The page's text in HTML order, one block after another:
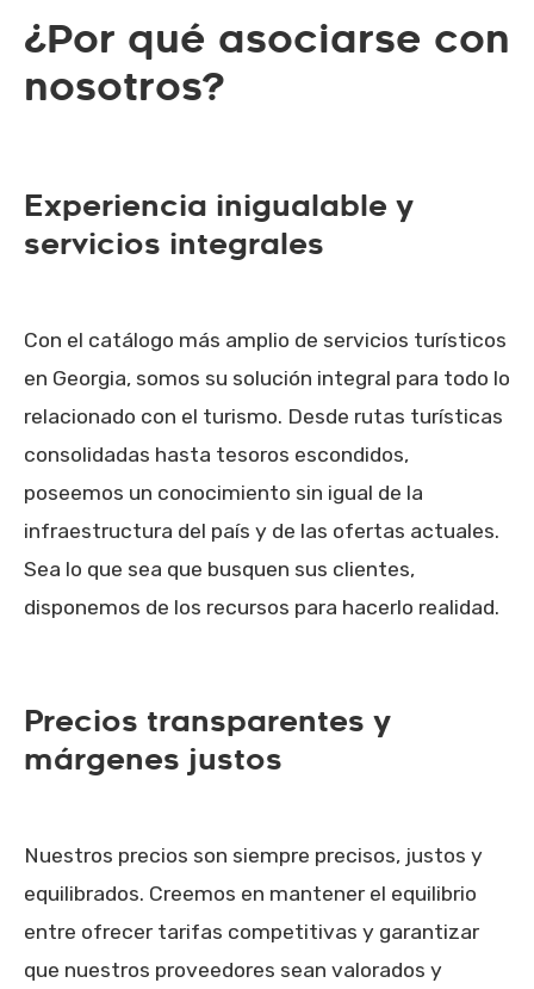
¿Por qué asociarse con
nosotros?
Experiencia inigualable y
servicios integrales
Con el catálogo más amplio de servicios turísticos
en Georgia, somos su solución integral para todo lo
relacionado con el turismo. Desde rutas turísticas
consolidadas hasta tesoros escondidos,
poseemos un conocimiento sin igual de la
infraestructura del país y de las ofertas actuales.
Sea lo que sea que busquen sus clientes,
disponemos de los recursos para hacerlo realidad.
Precios transparentes y
márgenes justos
Nuestros precios son siempre precisos, justos y
equilibrados. Creemos en mantener el equilibrio
entre ofrecer tarifas competitivas y garantizar
que nuestros proveedores sean valorados y